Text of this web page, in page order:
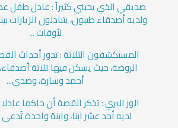
صديقي الذي يحبني كثيراً : عادل طفل
ولديه أصدقاء طيبون، يتبادلون الزيارات
لأوقات ...
المستكشفون الثلاثة : تدور أحداث
الروضة، حيث يسكن فيها ثلاثة
أحمد وسارة، وصدي...
الوز البري : تذكر القصة أن حاكما
لديه أحد عشر ابنا، وابنة واحدة تُدعى